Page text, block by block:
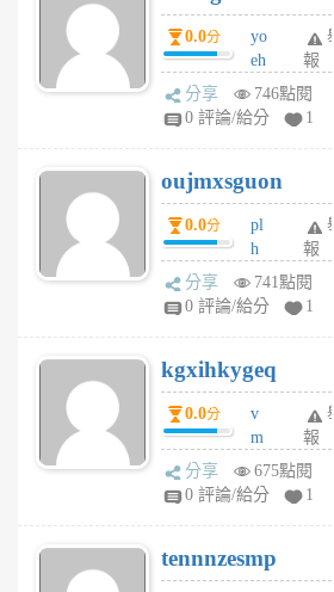
P
m
v
A
V
個
月
前
0.0分
yo
eh
ld
gy
個
月
前
舉
報
分享
746點閱
0 評論/給分
1
oujmxsguon
0.0分
pl
h
wi
w
6
個
月
前
舉
報
分享
741點閱
0 評論/給分
1
kgxihkygeq
0.0分
v
m
sg
sr
6
個
舉
報
分享
675點閱
0 評論/給分
1
tennnzesmp